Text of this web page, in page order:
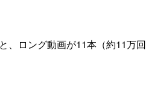
ロング動画が11本（約11万